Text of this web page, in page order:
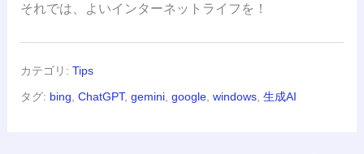
それでは、よいインターネットライフを！
カテゴリ: Tips
タグ: bing ChatGPT, gemini, google, windows, 生成AI